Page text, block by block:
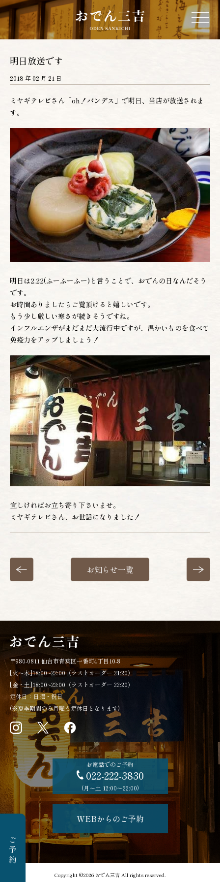
三吉について
店舗情報
営業カレンダー
ネットショップ
お電話でのご予約
022-222-3830
WEBからのご予約
ご予約
明日放送です
2018 年 02 月 21 日
ミヤギテレビさん「oh！バンデス」で明日、当店が放送されま
す。
明日は2.22(ふーふーふー)と言うことで、おでんの日なんだそう
です。
お時間ありましたらご覧頂けると嬉しいです。
もう少し厳しい寒さが続きそうですね。
インフルエンザがまだまだ大流行中ですが、温かいものを食べて
免疫力をアップしましょう！
宜しければお立ち寄り下さいませ。
ミヤギテレビさん、お世話になりました！
お知らせ一覧
〒980-0811 仙台市青葉区一番町4丁目10-8
[火～木]18:00~22:00（ラストオーダー 21:20）
[金・土]18:00~23:00（ラストオーダー 22:20）
定休日：日曜・祝日
(※夏季期間のみ月曜も定休日となります)
お電話でのご予約
022-222-3830
(月〜土 12:00〜22:00)
WEBからのご予約
Copyright ©2026 おでん三吉 All rights reserved.